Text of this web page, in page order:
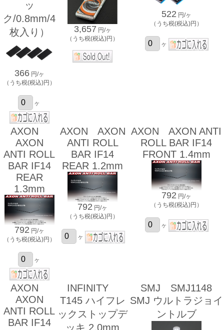
ッ
ク/0.8mm/4
枚入り）
366 円/ヶ
（うち税(税込)円）
ヶ
3,657 円/ヶ
（うち税(税込)円）
522 円/ヶ
（うち税(税込)円）
ヶ
AXON
AXON
ANTI ROLL
BAR IF14
REAR
1.3mm
792 円/ヶ
（うち税(税込)円）
ヶ
AXON AXON
ANTI ROLL
BAR IF14
REAR 1.2mm
792 円/ヶ
（うち税(税込)円）
ヶ
AXON AXON ANTI
ROLL BAR IF14
FRONT 1.4mm
792 円/ヶ
（うち税(税込)円）
ヶ
AXON
AXON
ANTI ROLL
BAR IF14
INFINITY
T145 ハイフレ
ックストップデ
ッキ 2.0mm
SMJ SMJ1148
SMJ ウルトラジョイ
ントルブ